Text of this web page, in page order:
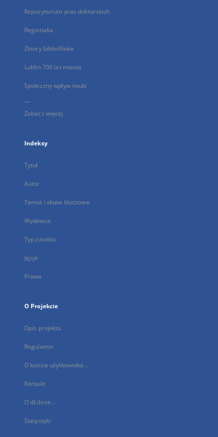
Repozytorium prac doktorskich
Regionalia
Zbiory bibliofilskie
Lublin 700 lat miasta
Społeczny wpływ nauki
...
Zobacz więcej
Indeksy
Tytuł
Autor
Temat i słowa kluczowe
Wydawca
Typ zasobu
Język
Prawa
O Projekcie
Opis projektu
Regulamin
O koncie użytkownika...
Kontakt
O dLibrze...
Statystyki